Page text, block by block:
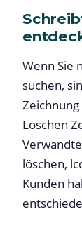
Wenn Sie
suchen,
Loschen
löschen,
Kunden